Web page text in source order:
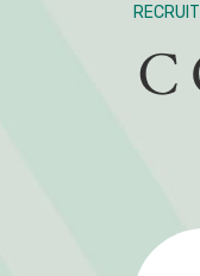
RECRUIT